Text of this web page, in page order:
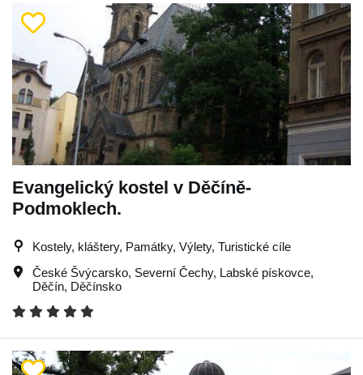
Evangelický kostel v Děčíně-
Podmoklech.
Kostely, kláštery, Památky, Výlety, Turistické cíle
České Švýcarsko, Severní Čechy, Labské pískovce,
Děčín, Děčínsko